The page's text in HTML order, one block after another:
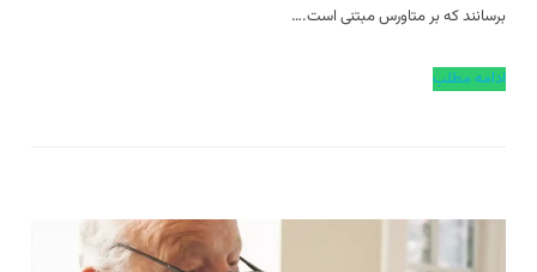
برسانند که بر متاورس مبتنی است.…
ادامه مطلب